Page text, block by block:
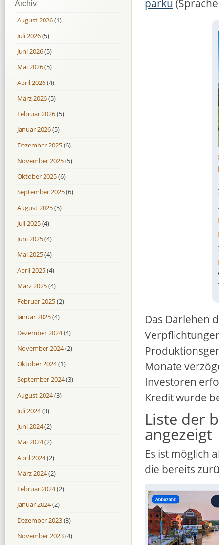
parku
Das Darlehen
Monate
Investoren
Kredit wurde
Liste der
angezeigt
Es ist möglich
die bereits
Archiv
August 2026(1)
Juli 2026(5)
Juni 2026(5)
Mai 2026(5)
April 2026(4)
März 2026(5)
Februar 2026(5)
Januar 2026(5)
Dezember 2025(6)
November 2025(5)
Oktober 2025(6)
September 2025(6)
August 2025(5)
Juli 2025(4)
Juni 2025(4)
Mai 2025(4)
April 2025(4)
März 2025(4)
Februar 2025(2)
Januar 2025(4)
Dezember 2024(4)
November 2024(2)
Oktober 2024(1)
September 2024(3)
August 2024(3)
Juli 2024(3)
Juni 2024(2)
Mai 2024(2)
April 2024(2)
März 2024(2)
Februar 2024(2)
Januar 2024(2)
Dezember 2023(3)
November 2023(4)